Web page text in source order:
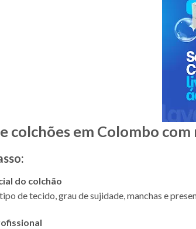
colchões em Colombo
do colchão
de tecido, grau de sujidade, manchas e